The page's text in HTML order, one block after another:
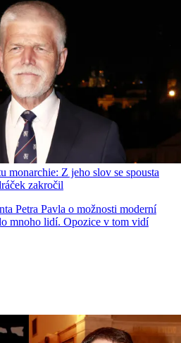
monarchie: Z jeho slov se spousta
zakročil
Petra Pavla o možnosti moderní
mnoho lidí. Opozice v tom vidí